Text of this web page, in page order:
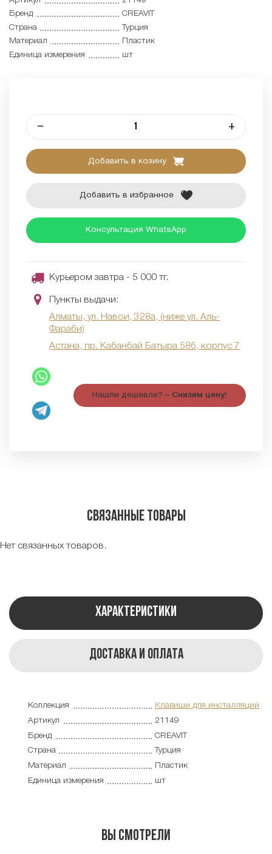
Бренд
CREAVIT
Страна
Турция
Материал
Пластик
Единица измерения
шт
– +
Добавить в козину
Добавить в избранное
Консультация WhatsApp
Курьером завтра - 5 000 тг.
Пункты выдачи:
Алматы, ул. Навои, 328а, (ниже ул. Аль-
Фараби)
Астана, пр. Кабанбай Батыра 58б, корпус 7
Нашли дешевле? – Снизим цену!
Связанные товары
Нет связанных товаров.
Характеристики
Доставка и оплата
Коллекция
Клавиши для инсталляций
Артикул
21149
Бренд
CREAVIT
Страна
Турция
Материал
Пластик
Единица измерения
шт
Вы смотрели